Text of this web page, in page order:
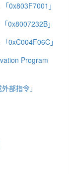
0x803F7001」
0x8007232B」
0xC004F06C」
Program
部指令」